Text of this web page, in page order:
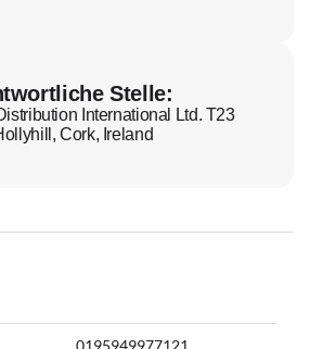
Stelle:
International Ltd. T23
Cork, Ireland
0195949977121